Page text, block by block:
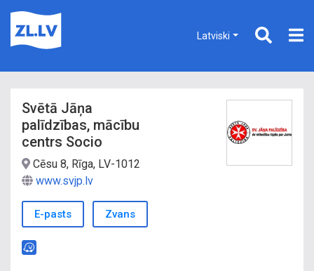
Latviski
Svētā Jāņa
palīdzības, mācību
centrs Socio
Cēsu 8, Rīga, LV-1012
www.svjp.lv
E-pasts Zvans